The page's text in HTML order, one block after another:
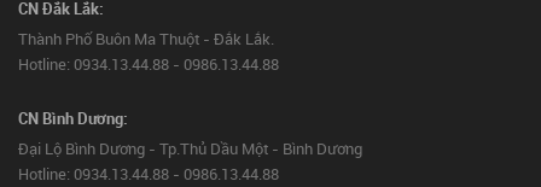
CN Đắk Lắk:
Thành Phố Buôn Ma Thuột - Đắk Lắk.
Hotline: 0934.13.44.88 - 0986.13.44.88
CN Bình Dương:
Đại Lộ Bình Dương - Tp.Thủ Dầu Một - Bình Dương
Hotline: 0934.13.44.88 - 0986.13.44.88